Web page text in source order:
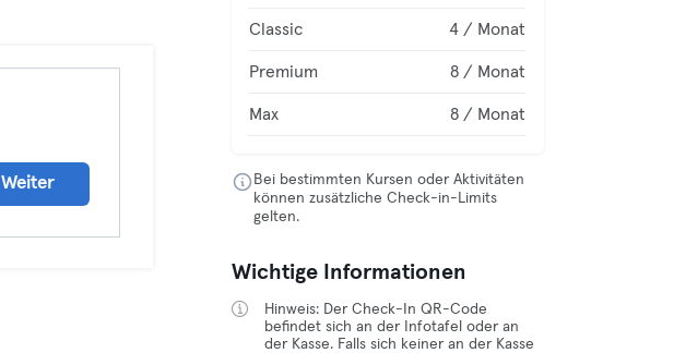
Weiter
Classic 4 / Monat
Premium 8 / Monat
Max 8 / Monat
Bei bestimmten Kursen oder Aktivitäten
können zusätzliche Check-in-Limits
gelten.
Wichtige Informationen
Hinweis: Der Check-In QR-Code
befindet sich an der Infotafel oder an
der Kasse. Falls sich keiner an der Kasse